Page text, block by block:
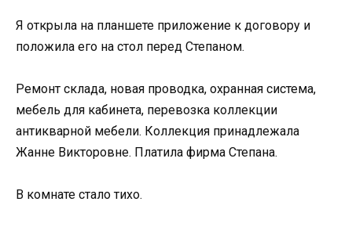
Я открыла на планшете приложение к договору и
положила его на стол перед Степаном.
Ремонт склада, новая проводка, охранная система,
мебель для кабинета, перевозка коллекции
антикварной мебели. Коллекция принадлежала
Жанне Викторовне. Платила фирма Степана.
В комнате стало тихо.